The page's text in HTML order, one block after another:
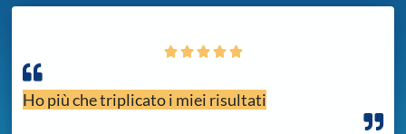
    
Ho più che triplicato i miei risultati